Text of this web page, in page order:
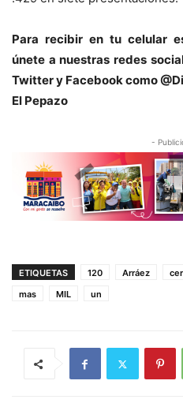
Para recibir en tu celular
únete a nuestras redes
Twitter y Facebook como
El Pepazo
-
ETIQUETAS 120 Arráez
mas
MIL un